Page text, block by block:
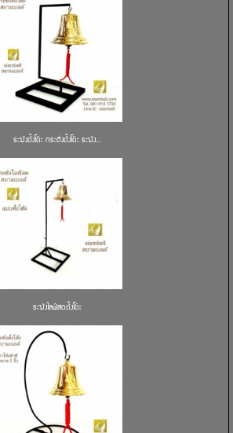
ระฆังตั้งโต๊ะ กระดิ่งตั้งโต๊ะ ระฆัง...
ระฆังไลฟ์สดตั้งโต๊ะ